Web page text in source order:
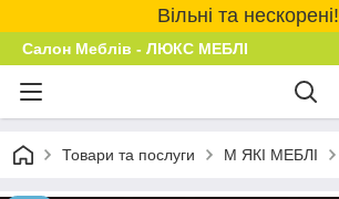
Вільні та нескорені!
Салон Меблів - ЛЮКС МЕБЛІ
Товари та послуги М ЯКІ МЕБЛІ